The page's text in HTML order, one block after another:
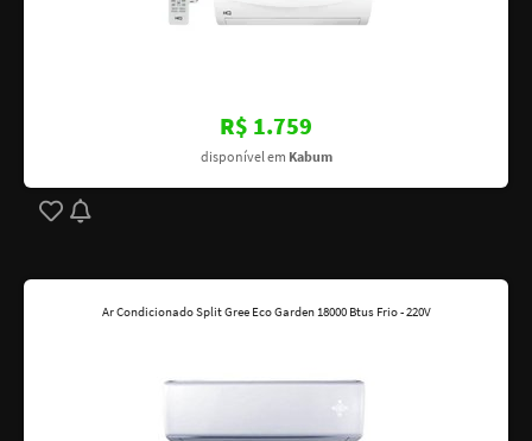
R$ 1.759
disponível em Kabum
Ar Condicionado Split Gree Eco Garden 18000 Btus Frio - 220V